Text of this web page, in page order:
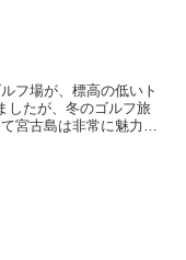
...
フ場が、標高の低いト
したが、冬のゴルフ旅
宮古島は非常に魅力的